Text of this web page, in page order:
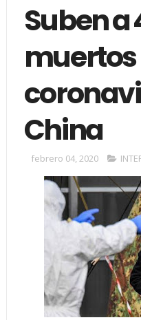
Suben a
China
febrero 04, 2020